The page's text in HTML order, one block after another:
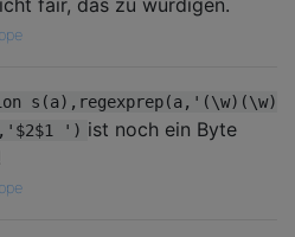
fair, das zu würdigen.
s(a),regexprep(a,'(\w)(\w)
') ist noch ein Byte